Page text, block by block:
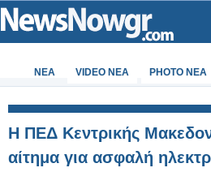
ΝΕΑ VIDEO NEA PHOTO NEA
Η ΠΕΔ Κεντρικής
αίτημα για ασφαλή